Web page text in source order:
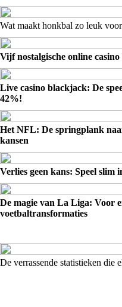
Wat maakt honkbal zo leuk
Vijf nostalgische online
Live casino blackjack: De
42%!
Het NFL: De springplank
kansen
Verlies geen kans: Speel slim
De magie van La Liga: Voor
voetbaltransformaties
De verrassende statistieken die